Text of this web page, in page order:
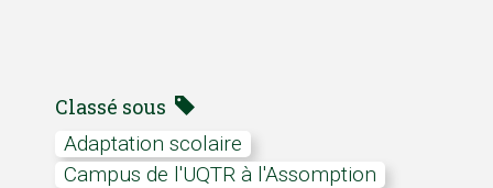
Classé sous
adaptation scolaire
Campus de l'UQTR à l'Assomption